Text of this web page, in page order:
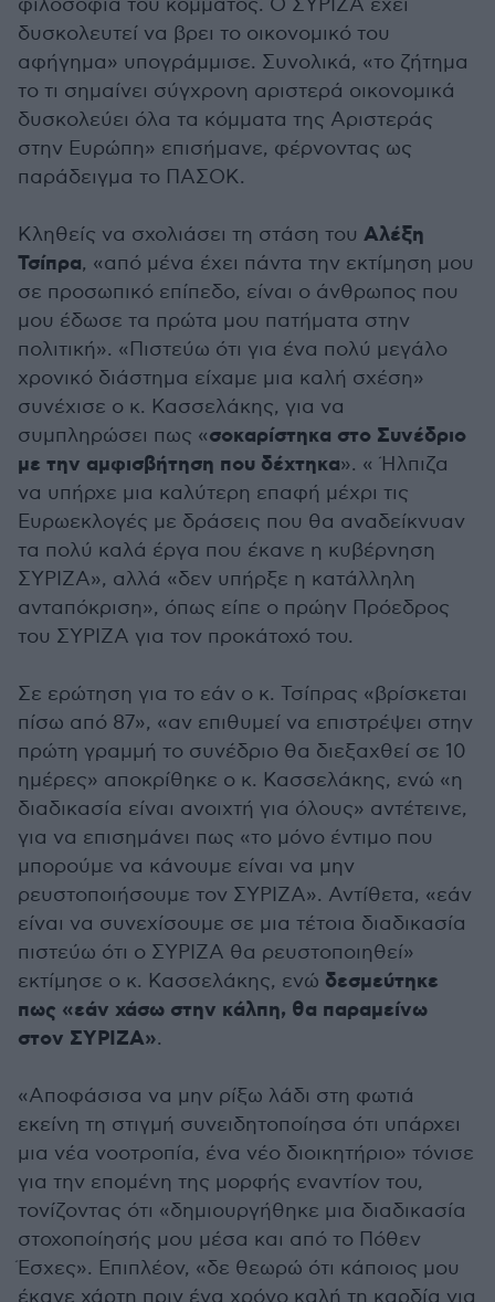
φιλοσοφία του κόμματος. Ο ΣΥΡΙΖΑ έχει
δυσκολευτεί να βρει το οικονομικό του
αφήγημα» υπογράμμισε. Συνολικά, «το ζήτημα
το τι σημαίνει σύγχρονη αριστερά οικονομικά
δυσκολεύει όλα τα κόμματα της Αριστεράς
στην Ευρώπη» επισήμανε, φέρνοντας ως
παράδειγμα το ΠΑΣΟΚ.
Κληθείς να σχολιάσει τη στάση του Αλέξη
Τσίπρα, «από μένα έχει πάντα την εκτίμηση μου
σε προσωπικό επίπεδο, είναι ο άνθρωπος που
μου έδωσε τα πρώτα μου πατήματα στην
πολιτική». «Πιστεύω ότι για ένα πολύ μεγάλο
χρονικό διάστημα είχαμε μια καλή σχέση»
συνέχισε ο κ. Κασσελάκης, για να
συμπληρώσει πως «σοκαρίστηκα στο Συνέδριο
με την αμφισβήτηση που δέχτηκα». « Ήλπιζα
να υπήρχε μια καλύτερη επαφή μέχρι τις
Ευρωεκλογές με δράσεις που θα αναδείκνυαν
τα πολύ καλά έργα που έκανε η κυβέρνηση
ΣΥΡΙΖΑ», αλλά «δεν υπήρξε η κατάλληλη
ανταπόκριση», όπως είπε ο πρώην Πρόεδρος
του ΣΥΡΙΖΑ για τον προκάτοχό του.
Σε ερώτηση για το εάν ο κ. Τσίπρας «βρίσκεται
πίσω από 87», «αν επιθυμεί να επιστρέψει στην
πρώτη γραμμή το συνέδριο θα διεξαχθεί σε 10
ημέρες» αποκρίθηκε ο κ. Κασσελάκης, ενώ «η
διαδικασία είναι ανοιχτή για όλους» αντέτεινε,
για να επισημάνει πως «το μόνο έντιμο που
μπορούμε να κάνουμε είναι να μην
ρευστοποιήσουμε τον ΣΥΡΙΖΑ». Αντίθετα, «εάν
είναι να συνεχίσουμε σε μια τέτοια διαδικασία
πιστεύω ότι ο ΣΥΡΙΖΑ θα ρευστοποιηθεί»
εκτίμησε ο κ. Κασσελάκης, ενώ δεσμεύτηκε
πως «εάν χάσω στην κάλπη, θα παραμείνω
στον ΣΥΡΙΖΑ».
«Αποφάσισα να μην ρίξω λάδι στη φωτιά
εκείνη τη στιγμή συνειδητοποίησα ότι υπάρχει
μια νέα νοοτροπία, ένα νέο διοικητήριο» τόνισε
για την επομένη της μορφής εναντίον του,
τονίζοντας ότι «δημιουργήθηκε μια διαδικασία
στοχοποίησής μου μέσα και από το Πόθεν
Έσχες». Επιπλέον, «δε θεωρώ ότι κάποιος μου
έκανε χάρτη πριν ένα χρόνο καλή τη καρδία για